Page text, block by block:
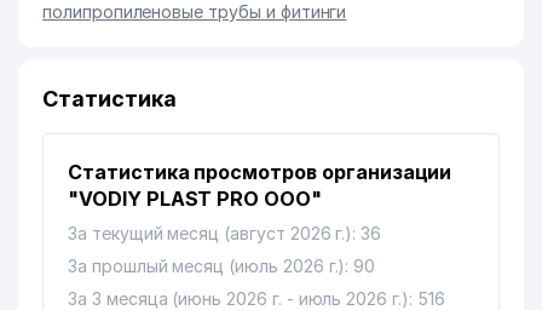
полипропиленовые трубы и фитинги
Статистика
Статистика просмотров организации
"VODIY PLAST PRO ООО"
За текущий месяц (август 2026 г.): 36
За прошлый месяц (июль 2026 г.): 90
За 3 месяца (июнь 2026 г. - июль 2026 г.): 516